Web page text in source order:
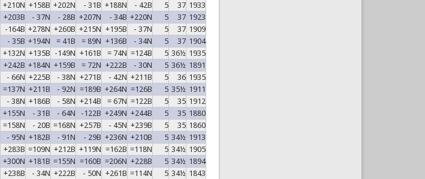
+210N +158B +202N - 31B +188N - 42B 5 37 1933
+203B - 37N - 28B +207N - 34B +220N 5 37 1923
-164B +278N +260B +215N +195B - 37N 5 37 1909
- 35B +194N = 41B = 89N +136B - 34N 5 37 1904
+132N +135B -149N +161B = 74N =124B 5 36½ 1935
+242B +184N +159B = 72N +222B - 30N 5 36½ 1891
- 66N +225B - 38N +271B - 42N +211B 5 36 1935
=137N +211B - 92N =189B +264N =126B 5 35½ 1911
- 38N +186B - 58N +214B = 67N =122B 5 35 1912
+155N - 31B - 64N -122B +249N +244B 5 35 1880
=158N - 20B =168N +257B - 45N +239B 5 35 1860
- 95N +182B - 91N - 29B +236N +210B 5 34½ 1913
+283B =109N +212B +119N =162B =118N 5 34½ 1905
+300N +181B =155N =160B =206N +228B 5 34½ 1894
+238B - 34N +222B - 50N +261B =114N 5 34½ 1843